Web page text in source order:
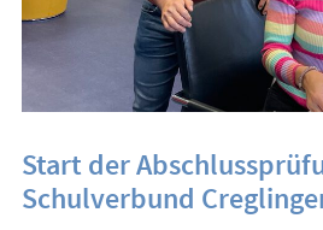
Start der
Schulverbund